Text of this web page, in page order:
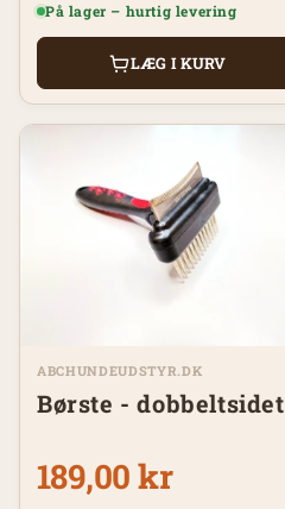
På lager – hurtig levering
LÆG I KURV
ABCHUNDEUDSTYR.DK
Børste - dobbeltsidet
189,00 kr